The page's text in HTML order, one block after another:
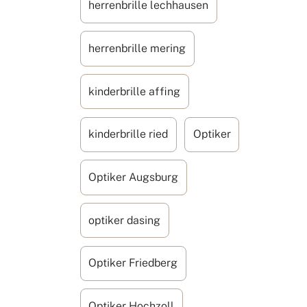
herrenbrille lechhausen
herrenbrille mering
kinderbrille affing
kinderbrille ried Optiker
Optiker Augsburg
optiker dasing
Optiker Friedberg